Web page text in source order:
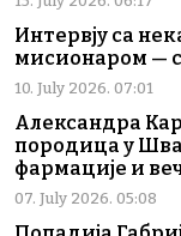
Интервју са
мисионаром —
10. July 2026. 07:01
Александра
породица у
фармације и
07. July 2026. 05:08